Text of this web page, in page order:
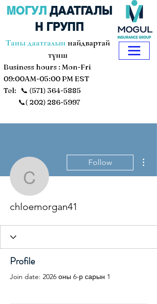
Таны даатгалын найдвартай
түнш
Tel: 📞 (571) 364-5885
📞( 202) 286-5997
МОГУЛ ДААТГАЛЫ
Н ГРУПП
Business hours : Mon-Fri
09:00AM-05:00 PM EST
chloemorgan41
Follow
chloemorgan41
Profile
Join date: 2026 оны 6-р сарын 1